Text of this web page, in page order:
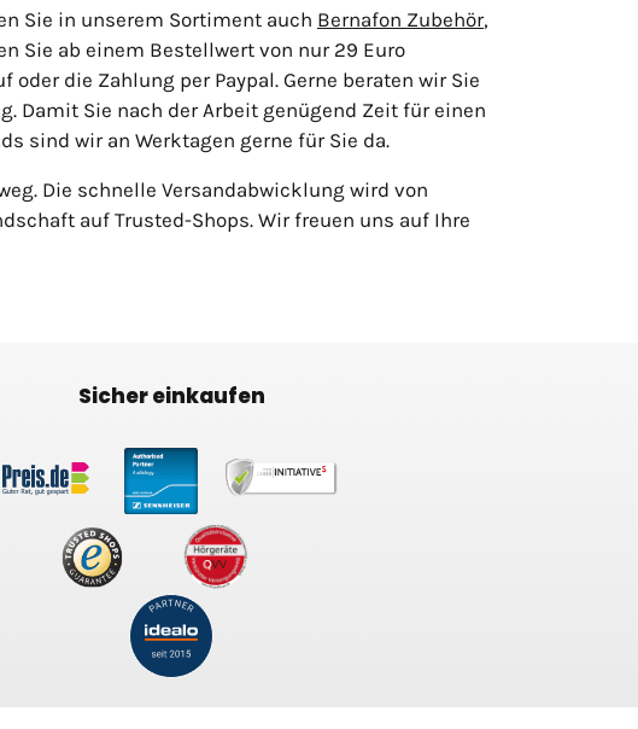
Sie in unserem Sortiment auch Bernafon Zubehör,
Sie ab einem Bestellwert von nur 29 Euro
die Zahlung per Paypal. Gerne beraten wir Sie
Damit Sie nach der Arbeit genügend Zeit für einen
sind wir an Werktagen gerne für Sie da.
Die schnelle Versandabwicklung wird von
auf Trusted-Shops. Wir freuen uns auf Ihre
Sicher einkaufen